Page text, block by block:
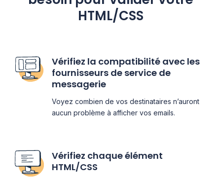
HTML/CSS
Vérifiez la compatibilité avec les
fournisseurs de service de
messagerie
Voyez combien de vos destinataires n’auront
aucun problème à afficher vos emails.
Vérifiez chaque élément
HTML/CSS